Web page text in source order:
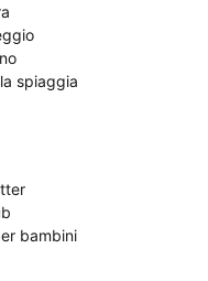
spiaggia
bambini